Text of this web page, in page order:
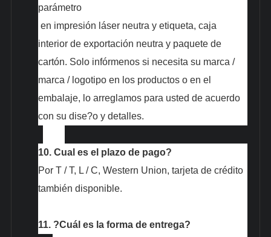
parámetro
en impresión láser neutra y etiqueta, caja
interior de exportación neutra y paquete de
cartón. Solo infórmenos si necesita su marca /
marca / logotipo en los productos o en el
embalaje, lo arreglamos para usted de acuerdo
con su dise?o y detalles.
10. Cual es el plazo de pago?
Por T / T, L / C, Western Union, tarjeta de crédito
también disponible.
11. ?Cuál es la forma de entrega?